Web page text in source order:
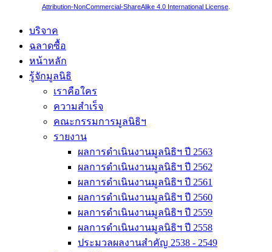
Attribution-NonCommercial-ShareAlike 4.0 International License
บริจาค
ฉลาดซื้อ
หน้าหลัก
รู้จักมูลนิธิ
เราคือใคร
ความสำเร็จ
คณะกรรมการมูลนิธิฯ
รายงาน
ผลการดำเนินงานมูลนิธิฯ ปี 2563
ผลการดำเนินงานมูลนิธิฯ ปี 2562
ผลการดำเนินงานมูลนิธิฯ ปี 2561
ผลการดำเนินงานมูลนิธิฯ ปี 2560
ผลการดำเนินงานมูลนิธิฯ ปี 2559
ผลการดำเนินงานมูลนิธิฯ ปี 2558
ประมวลผลงานสำคัญ 2538 - 2549